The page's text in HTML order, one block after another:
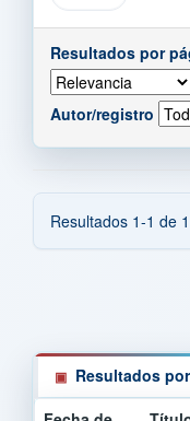
Resultados por
Autor/registro
Resultados 1-1 de
Resultados